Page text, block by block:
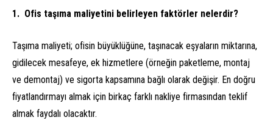
Ofis taşıma maliyetini belirleyen faktörler nelerdir?
Taşıma maliyeti; ofisin büyüklüğüne, taşınacak eşyaların miktarına,
gidilecek mesafeye, ek hizmetlere (örneğin paketleme, montaj
ve demontaj) ve sigorta kapsamına bağlı olarak değişir. En doğru
fiyatlandırmayı almak için birkaç farklı nakliye firmasından teklif
almak faydalı olacaktır.